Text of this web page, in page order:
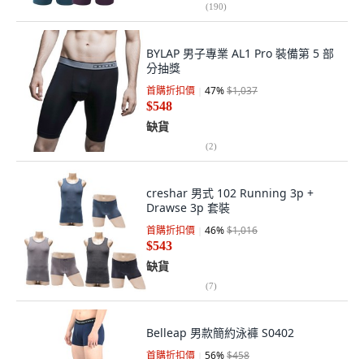
(190)
BYLAP 男子專業 AL1 Pro 裝備第 5 部
分抽獎
首購折扣價 47%$1,037
$548
缺貨
(2)
creshar 男式 102 Running 3p +
Drawse 3p 套裝
首購折扣價 46%$1,016
$543
缺貨
(7)
Belleap 男款簡約泳褲 S0402
首購折扣價 56%$458